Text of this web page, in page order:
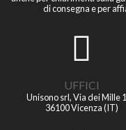
di consegna e per
UFFICI
Unisono srl, Via dei Mille
36100 Vicenza (IT)